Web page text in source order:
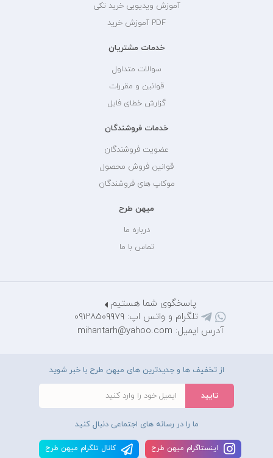
آموزش ویدیویی خرید تکی
PDF آموزش خرید
خدمات مشتریان
سوالات متداول
قوانین و مقررات
گزارش خطای فایل
خدمات فروشندگان
عضویت فروشندگان
قوانین فروش محصول
موکاپ های فروشندگان
میهن طرح
درباره ما
تماس با ما
پاسخگوی شما هستیم
تلگرام و واتس اپ: 09128509979
آدرس ایمیل: mihantarh@yahoo.com
از تخفیف ها و جدیدترین های میهن طرح با خبر شوید
ما را در رسانه های اجتماعی دنبال کنید
اينستاگرام ميهن طرح کانال تلگرام ميهن طرح